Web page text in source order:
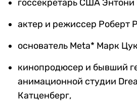
госсекретарь США
актер и режиссер Роберт
основатель Meta* Марк
кинопродюсер и бывший
анимационной студии
Катценберг,